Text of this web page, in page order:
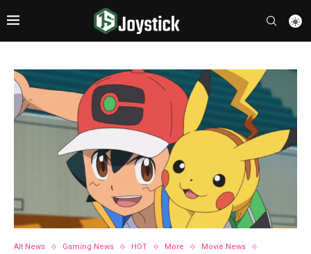
Alt News Gaming News HOT More
Movie News